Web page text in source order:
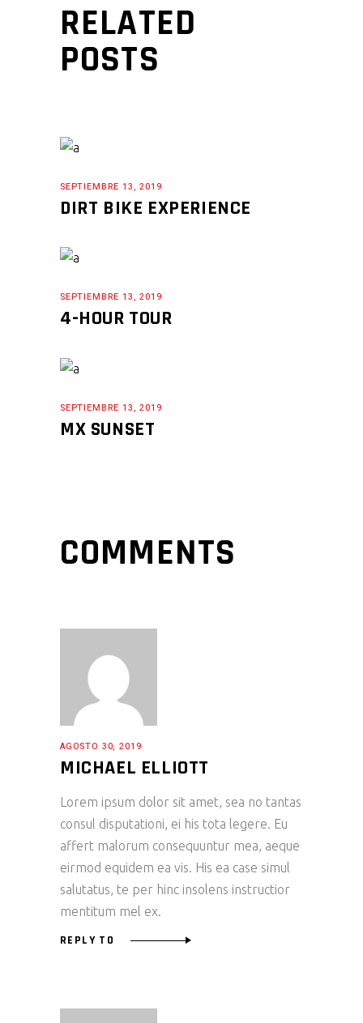
RELATED
POSTS
SEPTIEMBRE 13, 2019
DIRT BIKE EXPERIENCE
SEPTIEMBRE 13, 2019
4-HOUR TOUR
SEPTIEMBRE 13, 2019
MX SUNSET
COMMENTS
AGOSTO 30, 2019
MICHAEL ELLIOTT
Lorem ipsum dolor sit amet, sea no tantas
consul disputationi, ei his tota legere. Eu
affert malorum consequuntur mea, aeque
eirmod equidem ea vis. His ea case simul
salutatus, te per hinc insolens instructior
mentitum mel ex.
REPLY TO